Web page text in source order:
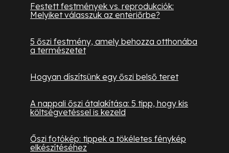
Festett festmények vs. reprodukciók:
Melyiket válasszuk az enteriőrbe?
5 őszi festmény, amely behozza otthonába
a természetet
Hogyan díszítsünk egy őszi belső teret
A nappali őszi átalakítása: 5 tipp, hogy kis
költségvetéssel is kezeld
Őszi fotókép: tippek a tökéletes fénykép
elkészítéséhez